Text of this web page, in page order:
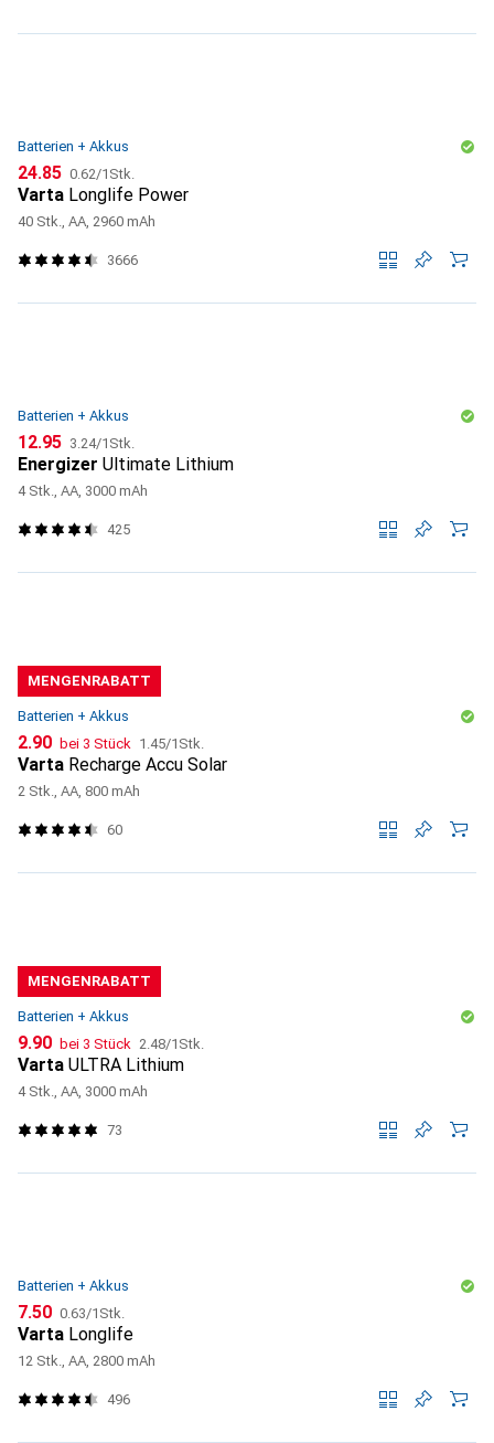
Batterien + Akkus
CHF
24.85 CHF
0.62/1Stk.
Varta Longlife Power
40 Stk., AA, 2960 mAh
3666
Batterien + Akkus
CHF
12.95 CHF
3.24/1Stk.
Energizer Ultimate Lithium
4 Stk., AA, 3000 mAh
425
MENGENRABATT
Batterien + Akkus
CHF
2.90 bei 3 Stück CHF
1.45/1Stk.
Varta Recharge Accu Solar
2 Stk., AA, 800 mAh
60
MENGENRABATT
Batterien + Akkus
CHF
9.90 bei 3 Stück CHF
2.48/1Stk.
Varta ULTRA Lithium
4 Stk., AA, 3000 mAh
73
Batterien + Akkus
CHF
7.50 CHF
0.63/1Stk.
Varta Longlife
12 Stk., AA, 2800 mAh
496